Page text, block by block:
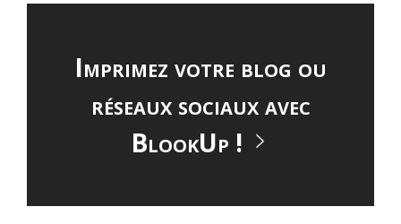
Imprimez votre blog ou
réseaux sociaux avec
BlookUp !